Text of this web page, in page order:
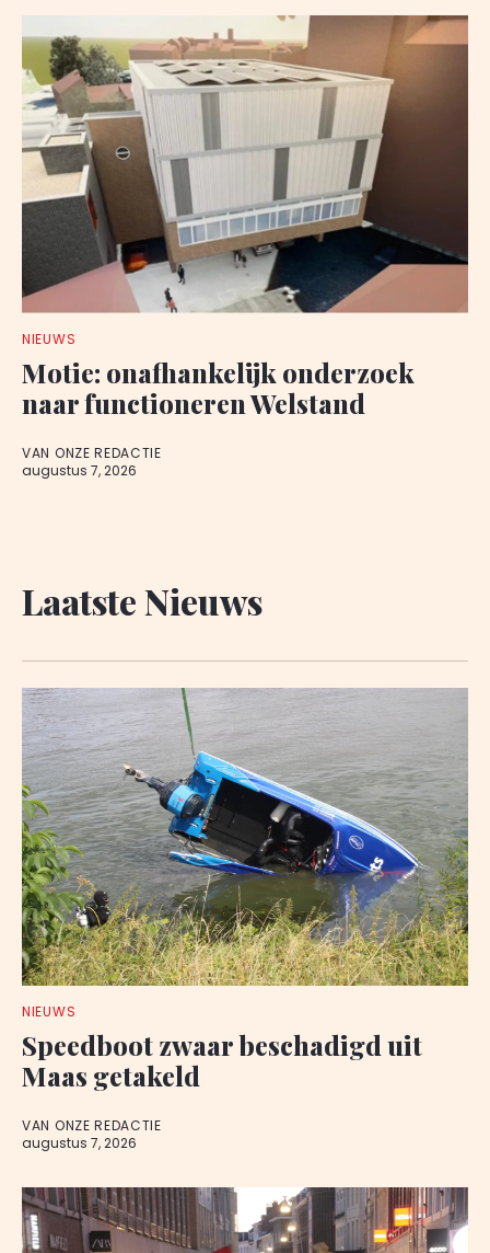
NIEUWS
Motie: onafhankelijk onderzoek
naar functioneren Welstand
VAN ONZE REDACTIE
augustus 7, 2026
Laatste Nieuws
NIEUWS
Speedboot zwaar beschadigd uit
Maas getakeld
VAN ONZE REDACTIE
augustus 7, 2026